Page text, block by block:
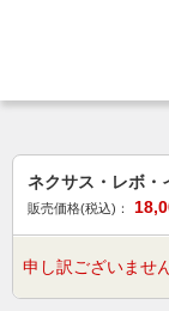
ネクサス・レボ・
販売価格(税込)：
申し訳ございませ